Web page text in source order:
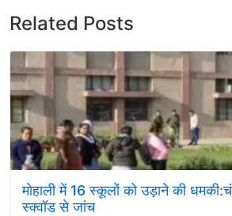
Related Posts
मोहाली में 16 स्कूलों को उड़ाने की
स्क्वॉड से जांच